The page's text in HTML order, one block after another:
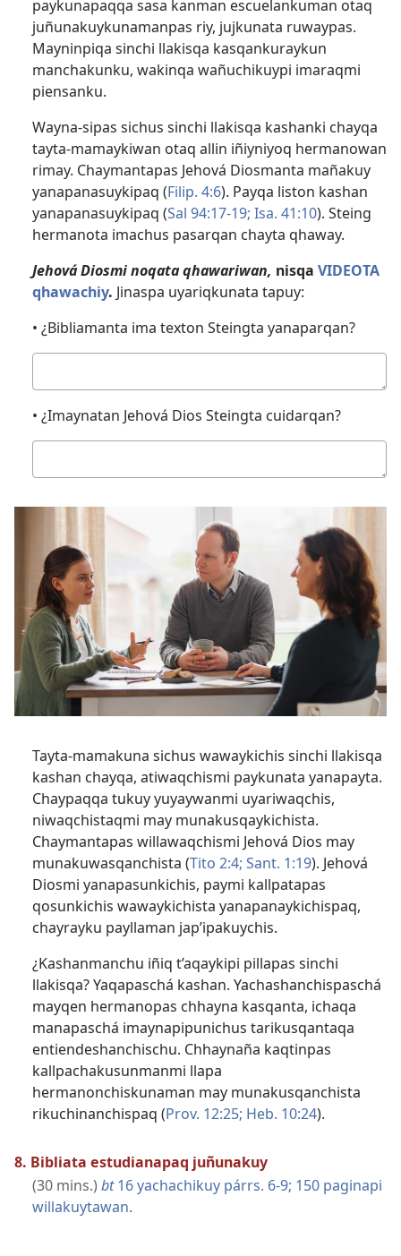
paykunapaqqa sasa kanman escuelankuman otaq
juñunakuykunamanpas riy, jujkunata ruwaypas.
Mayninpiqa sinchi llakisqa kasqankuraykun
manchakunku, wakinqa wañuchikuypi imaraqmi
piensanku.
Wayna-sipas sichus sinchi llakisqa kashanki chayqa
tayta-mamaykiwan otaq allin iñiyniyoq hermanowan
rimay. Chaymantapas Jehová Diosmanta mañakuy
yanapanasuykipaq (Filip. 4:6). Payqa liston kashan
yanapanasuykipaq (Sal 94:​17-19; Isa. 41:10). Steing
hermanota imachus pasarqan chayta qhaway.
Jehová Diosmi noqata qhawariwan, nisqa VIDEOTA
qhawachiy. Jinaspa uyariqkunata tapuy:
• ¿Bibliamanta ima texton Steingta yanaparqan?
• ¿Imaynatan Jehová Dios Steingta cuidarqan?
Tayta-mamakuna sichus wawaykichis sinchi llakisqa
kashan chayqa, atiwaqchismi paykunata yanapayta.
Chaypaqqa tukuy yuyaywanmi uyariwaqchis,
niwaqchistaqmi may munakusqaykichista.
Chaymantapas willawaqchismi Jehová Dios may
munakuwasqanchista (Tito 2:4; Sant. 1:19). Jehová
Diosmi yanapasunkichis, paymi kallpatapas
qosunkichis wawaykichista yanapanaykichispaq,
chayrayku payllaman jap’ipakuychis.
¿Kashanmanchu iñiq t’aqaykipi pillapas sinchi
llakisqa? Yaqapaschá kashan. Yachashanchispaschá
mayqen hermanopas chhayna kasqanta, ichaqa
manapaschá imaynapipunichus tarikusqantaqa
entiendeshanchischu. Chhaynaña kaqtinpas
kallpachakusunmanmi llapa
hermanonchiskunaman may munakusqanchista
rikuchinanchispaq (Prov. 12:25; Heb. 10:24).
8. Bibliata estudianapaq juñunakuy
(30 mins.) bt16 yachachikuy párrs. 6-9; 150 paginapi
willakuytawan.